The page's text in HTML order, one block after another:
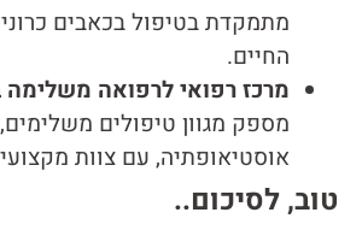
מתמקדת בטיפול בכאבים
החיים.
מרכז רפואי לרפואה
מספק מגוון טיפולים
אוסטיאופתיה, עם צוות
טוב, לסיכום..